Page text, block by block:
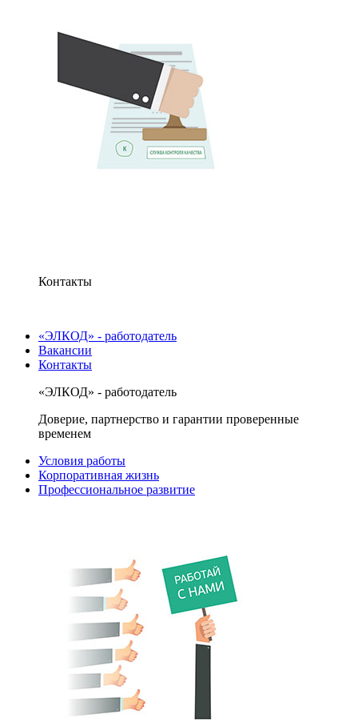
Контакты
«ЭЛКОД» - работодатель
Вакансии
Контакты
«ЭЛКОД» - работодатель
Доверие, партнерство и гарантии проверенные
временем
Условия работы
Корпоративная жизнь
Профессиональное развитие